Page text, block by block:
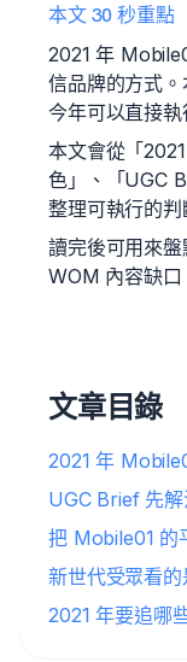
本文 30 秒重點
2021 年
信品牌的方式
今年可以直接執
本文會從「
色」、「UGC
整理可執行的判
讀完後可用來
WOM 內容缺口
文章目錄
2021 年
UGC Brief 先
把 Mobile01 的
新世代受眾看
2021 年要追哪